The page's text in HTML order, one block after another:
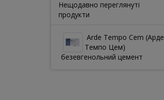
Нещодавно переглянуті
продукти
Arde Tempo Cem (Арде
Темпо Цем)
безевгенольний цемент